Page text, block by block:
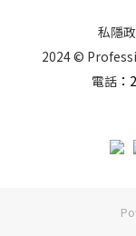
私隱
2024 ©
電話：